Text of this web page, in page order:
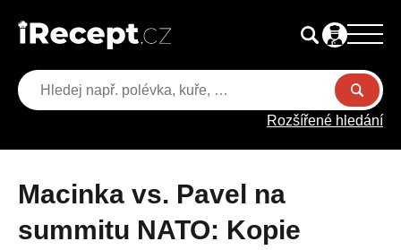
Rozšířené hledání
Macinka vs. Pavel na
summitu NATO: Kopie